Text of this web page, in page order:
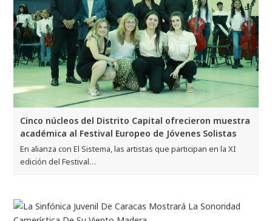
Cinco núcleos del Distrito Capital ofrecieron muestra
académica al Festival Europeo de Jóvenes Solistas
En alianza con El Sistema, las artistas que participan en la XI
edición del Festival…